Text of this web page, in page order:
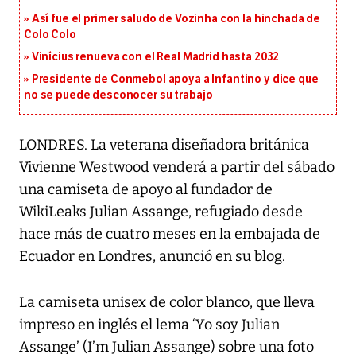
Así fue el primer saludo de Vozinha con la hinchada de
Colo Colo
Vinícius renueva con el Real Madrid hasta 2032
Presidente de Conmebol apoya a Infantino y dice que
no se puede desconocer su trabajo
LONDRES. La veterana diseñadora británica
Vivienne Westwood venderá a partir del sábado
una camiseta de apoyo al fundador de
WikiLeaks Julian Assange, refugiado desde
hace más de cuatro meses en la embajada de
Ecuador en Londres, anunció en su blog.
La camiseta unisex de color blanco, que lleva
impreso en inglés el lema ‘Yo soy Julian
Assange’ (I’m Julian Assange) sobre una foto